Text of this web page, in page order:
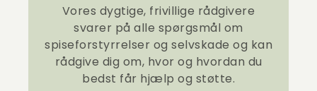
Vores dygtige, frivillige rådgivere
svarer på alle spørgsmål om
spiseforstyrrelser og selvskade og kan
rådgive dig om, hvor og hvordan du
bedst får hjælp og støtte.